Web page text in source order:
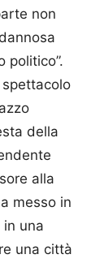
non
politico”.
spettacolo
della
alla
messo in
in una
una città